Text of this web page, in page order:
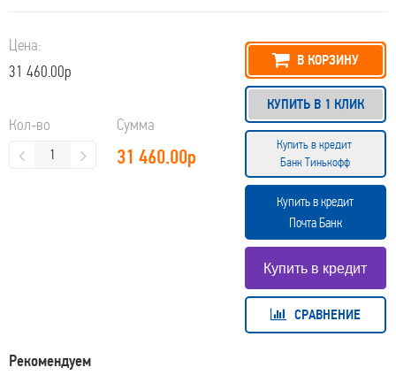
Цена:
31 460.00р
Кол-во Сумма
31 460.00р
В КОРЗИНУ
КУПИТЬ В 1 КЛИК
Купить в кредит
Банк Тинькофф
Купить в кредит
Почта Банк
СРАВНЕНИЕ
Рекомендуем